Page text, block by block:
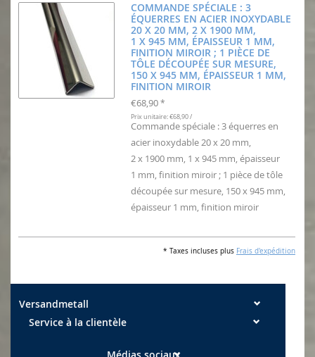
COMMANDE SPÉCIALE : 3
ÉQUERRES EN ACIER INOXYDABLE
20 X 20 MM, 2 X 1900 MM,
1 X 945 MM, ÉPAISSEUR 1 MM,
FINITION MIROIR ; 1 PIÈCE DE
TÔLE DÉCOUPÉE SUR MESURE,
150 X 945 MM, ÉPAISSEUR 1 MM,
FINITION MIROIR
€68,90 *
Prix unitaire: €68,90 /
Commande spéciale : 3 équerres en
acier inoxydable 20 x 20 mm,
2 x 1900 mm, 1 x 945 mm, épaisseur
1 mm, finition miroir ; 1 pièce de tôle
découpée sur mesure, 150 x 945 mm,
épaisseur 1 mm, finition miroir
* Taxes incluses plus Frais d'expédition
Versandmetall
Service à la clientèle